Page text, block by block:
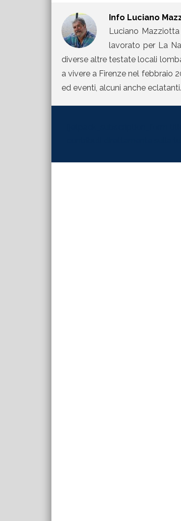
Info Luciano
Luciano
lavorato per La
diverse altre testate locali
a vivere a Firenze nel febbraio
ed eventi, alcuni anche eclatanti.